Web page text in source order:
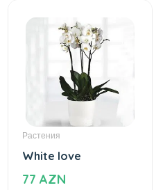
White love
77 AZN